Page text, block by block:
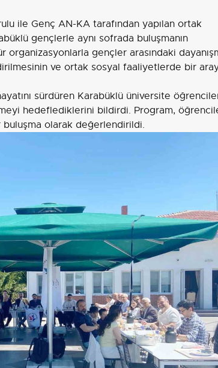
ile Genç AN-KA tarafından yapılan ortak
gençlerle aynı sofrada buluşmanın
organizasyonlarla gençler arasındaki
ve ortak sosyal faaliyetlerde bir
sürdüren Karabüklü üniversite
hedeflediklerini bildirdi. Program,
buluşma olarak değerlendirildi.